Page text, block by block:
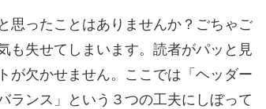
思ったことはありませんか？ごちゃご
も失せてしまいます。読者がパッと見
が欠かせません。ここでは「ヘッダー
ランス」という３つの工夫にしぼって